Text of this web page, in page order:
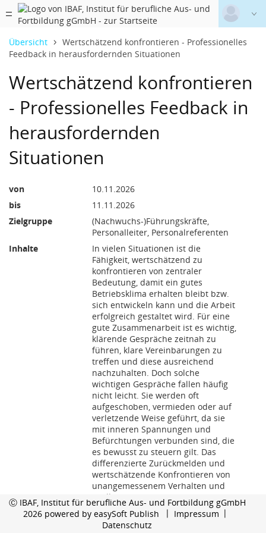
Login
Versionsnummer: 2026.2.05.64048
TiK-Schule
Übersicht
Wertschätzend konfrontieren - Professionelles
Feedback in herausfordernden Situationen
Wertschätzend konfrontieren
- Professionelles Feedback in
herausfordernden
Situationen
Datentabelle mit 1 Zeilen und 20 Spalten
von 10.11.2026, 00:00:00 Koordinierte Weltzeit
10.11.2026
bis
11.11.2026, 00:00:00 Koordinierte Weltzeit
11.11.2026
Zielgruppe
(Nachwuchs-)Führungskräfte,
Personalleiter, Personalreferenten
Inhalte
In vielen Situationen ist die
Fähigkeit, wertschätzend zu
konfrontieren von zentraler
Bedeutung, damit ein gutes
Betriebsklima erhalten bleibt bzw.
sich entwickeln kann und die Arbeit
erfolgreich gestaltet wird. Für eine
gute Zusammenarbeit ist es wichtig,
klärende Gespräche zeitnah zu
führen, klare Vereinbarungen zu
treffen und diese ausreichend
nachzuhalten. Doch solche
wichtigen Gespräche fallen häufig
nicht leicht. Sie werden oft
aufgeschoben, vermieden oder auf
verletzende Weise geführt, da sie
mit inneren Spannungen und
Befürchtungen verbunden sind, die
es bewusst zu steuern gilt. Das
differenzierte Zurückmelden und
wertschätzende Konfrontieren von
unangemessenem Verhalten und
Fehlleistungen ist eine
Königsdisziplin in der
Personalführung, die gelernt und
9. November bis 10. November 2026
Ⓒ IBAF, Institut für berufliche Aus- und Fortbildung gGmbH
2026 powered by easySoft Publish
Impressum
Datenschutz